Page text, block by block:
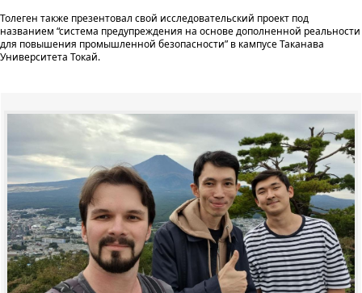
Толеген также презентовал свой исследовательский проект под
названием “система предупреждения на основе дополненной реальности
для повышения промышленной безопасности” в кампусе Таканава
Университета Токай.